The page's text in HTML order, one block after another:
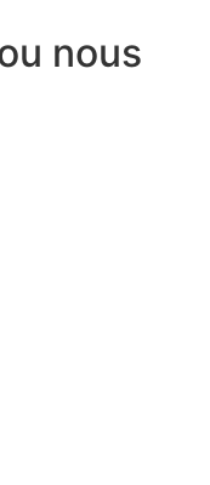
nous